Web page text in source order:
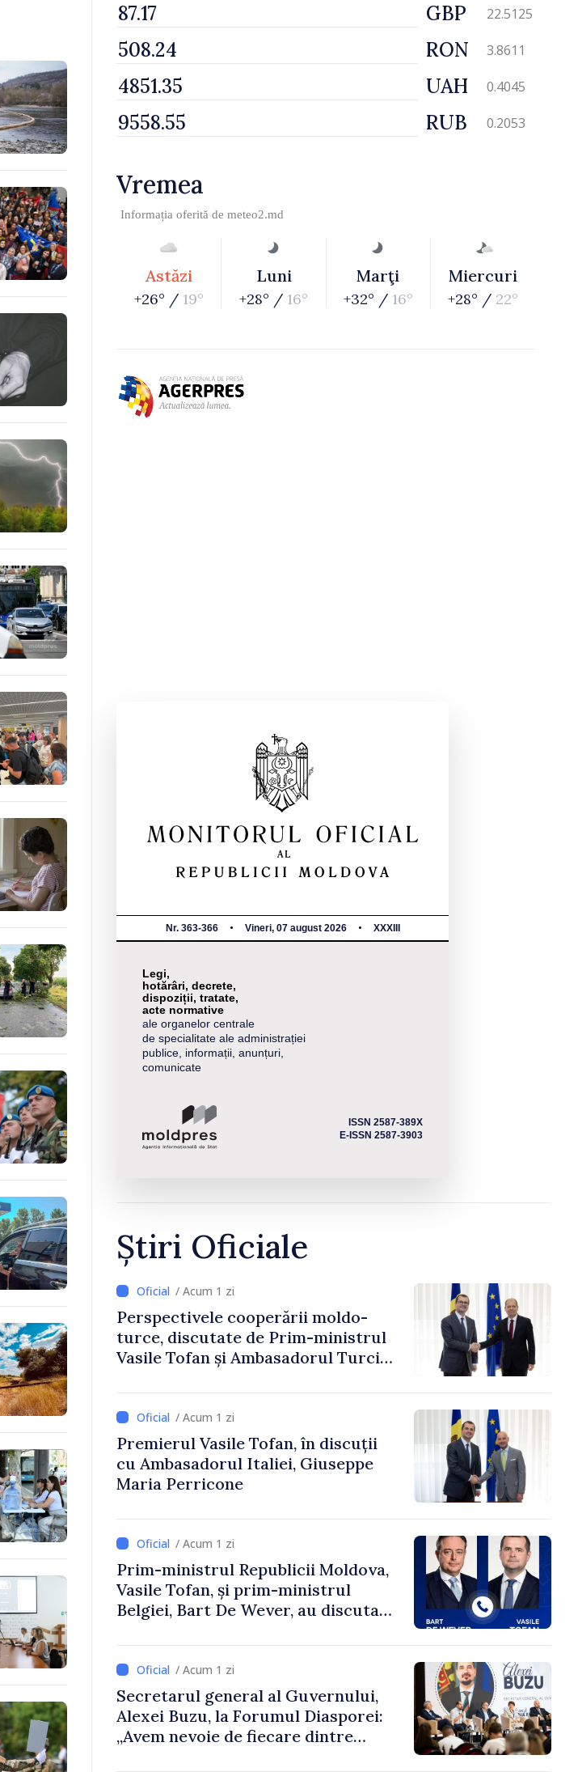
GBP 22.5125
RON 3.8611
UAH 0.4045
RUB 0.2053
Vremea
Informația oferită de meteo2.md
Astăzi
+26° / 19°
Luni
+28° / 16°
Marţi
+32° / 16°
Miercuri
+28° / 22°
Nr. 363-366 Vineri, 07 august 2026 XXXIII
Legi,
hotărâri, decrete,
dispoziții, tratate,
acte normative
ale organelor centrale
de specialitate ale administrației
publice, informații, anunțuri,
comunicate
ISSN 2587-389X
E-ISSN 2587-3903
Știri Oficiale
/ Acum 1 zi
Perspectivele cooperării moldo-
turce, discutate de Prim-ministrul
Vasile Tofan și Ambasadorul Turciei,
/ Acum 1 zi
Premierul Vasile Tofan, în discuții
cu Ambasadorul Italiei, Giuseppe
Maria Perricone
/ Acum 1 zi
Prim-ministrul Republicii Moldova,
Vasile Tofan, și prim-ministrul
Belgiei, Bart De Wever, au discutat
/ Acum 1 zi
Secretarul general al Guvernului,
Alexei Buzu, la Forumul Diasporei:
„Avem nevoie de fiecare dintre